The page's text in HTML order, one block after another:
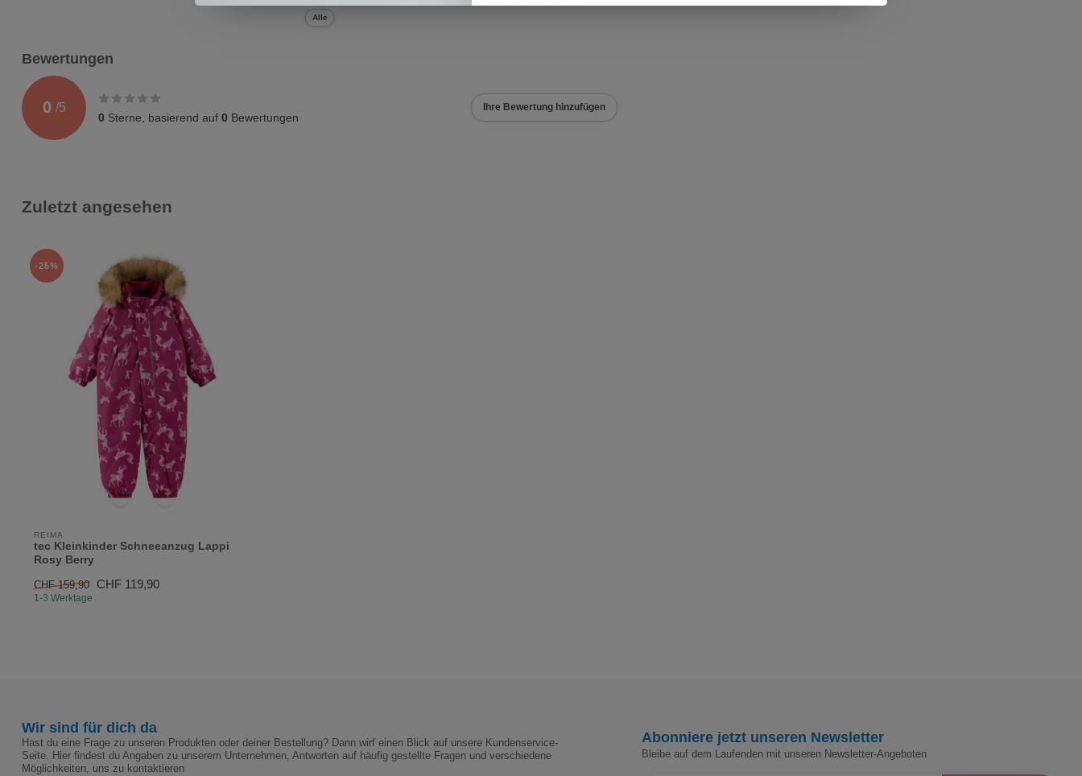
(ausgenommen Accessoires) bietet ca. 6 cm Raum für Wachstum.
Alle
Bewertungen
0 /5
0 Sterne, basierend auf 0 Bewertungen
Ihre Bewertung hinzufügen
Zuletzt angesehen
-25%
REIMA
tec Kleinkinder Schneeanzug Lappi
Rosy Berry
CHF 159,90 CHF 119,90
1-3 Werktage
Wir sind für dich da
Hast du eine Frage zu unseren Produkten oder deiner Bestellung? Dann wirf einen Blick auf unsere Kundenservice-
Seite. Hier findest du Angaben zu unserem Unternehmen, Antworten auf häufig gestellte Fragen und verschiedene
Möglichkeiten, uns zu kontaktieren
Abonniere jetzt unseren Newsletter
Bleibe auf dem Laufenden mit unseren Newsletter-Angeboten